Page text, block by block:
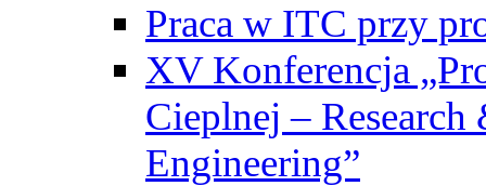
Praca w ITC przy
XV Konferencja
Cieplnej –
Engineering”